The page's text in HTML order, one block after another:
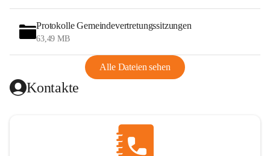
Protokolle Gemeindevertretungssitzungen
63,49 MB
Alle Dateien sehen
Kontakte